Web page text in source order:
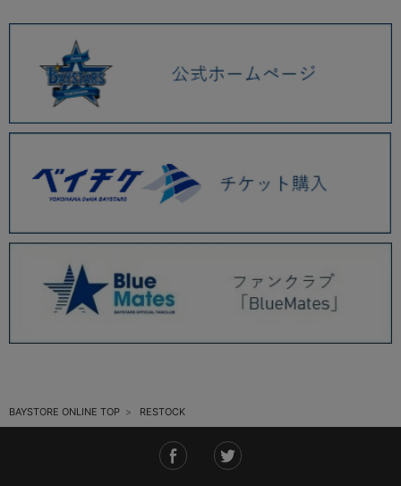
BAYSTORE ONLINE TOP RESTOCK